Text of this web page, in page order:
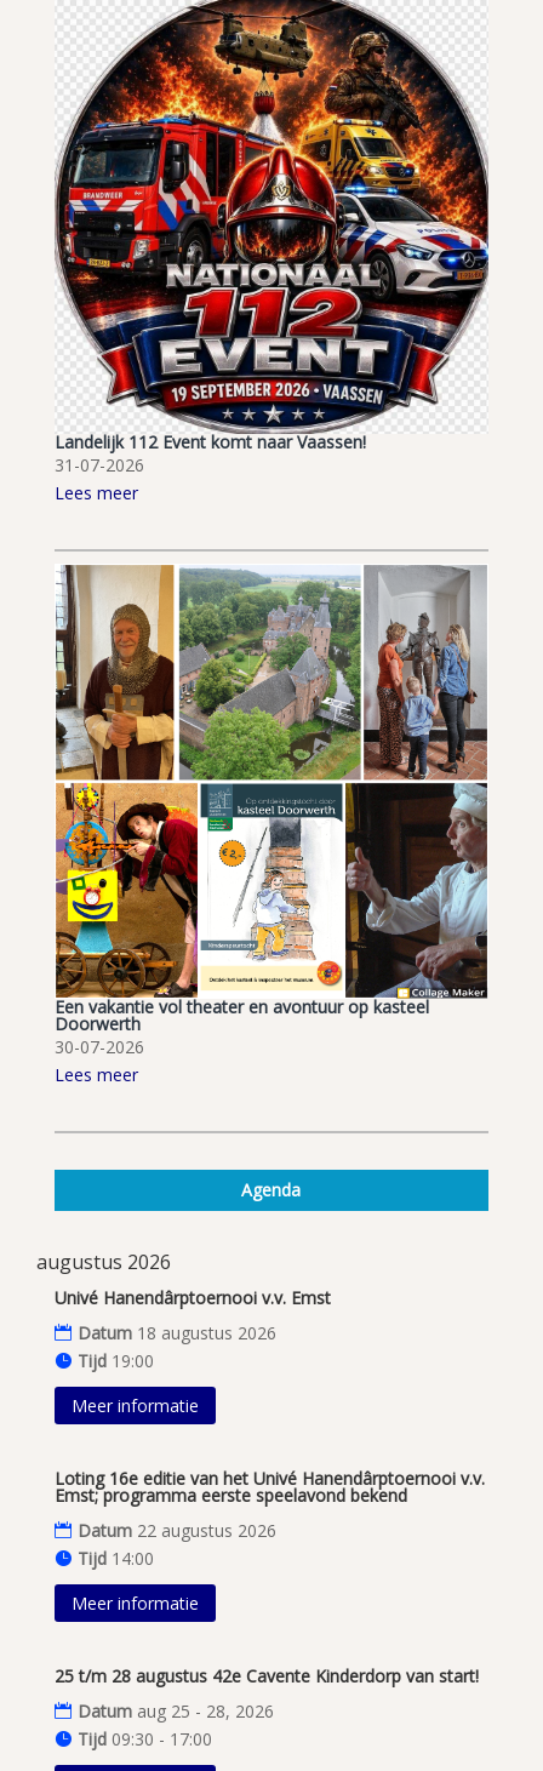
Landelijk 112 Event komt naar Vaassen!
31-07-2026
Lees meer
Een vakantie vol theater en avontuur op kasteel
Doorwerth
30-07-2026
Lees meer
Agenda
augustus 2026
Univé Hanendârptoernooi v.v. Emst
Datum 18 augustus 2026
Tijd 19:00
Meer informatie
Loting 16e editie van het Univé Hanendârptoernooi v.v.
Emst; programma eerste speelavond bekend
Datum 22 augustus 2026
Tijd 14:00
Meer informatie
25 t/m 28 augustus 42e Cavente Kinderdorp van start!
Datum aug 25 - 28, 2026
Tijd 09:30 - 17:00